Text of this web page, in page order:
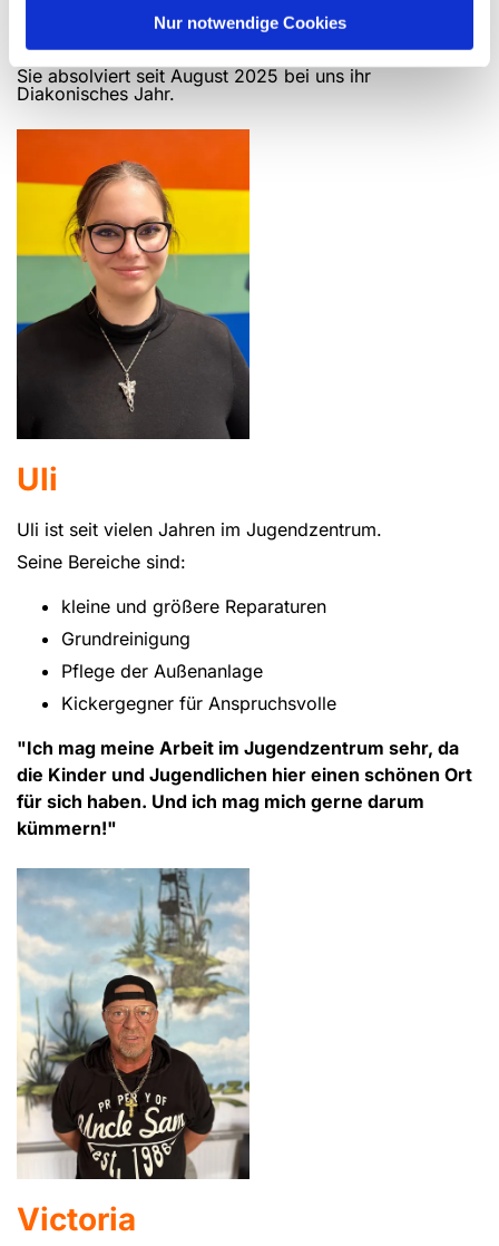
Nur notwendige Cookies
Marie
Marie ist unser neuester Zuwachs im JuZe-Team.
Sie absolviert seit August 2025 bei uns ihr
Diakonisches Jahr.
Uli
Uli ist seit vielen Jahren im Jugendzentrum.
Seine Bereiche sind:
kleine und größere Reparaturen
Grundreinigung
Pflege der Außenanlage
Kickergegner für Anspruchsvolle
"Ich mag meine Arbeit im Jugendzentrum sehr, da
die Kinder und Jugendlichen hier einen schönen Ort
für sich haben. Und ich mag mich gerne darum
kümmern!"
Victoria